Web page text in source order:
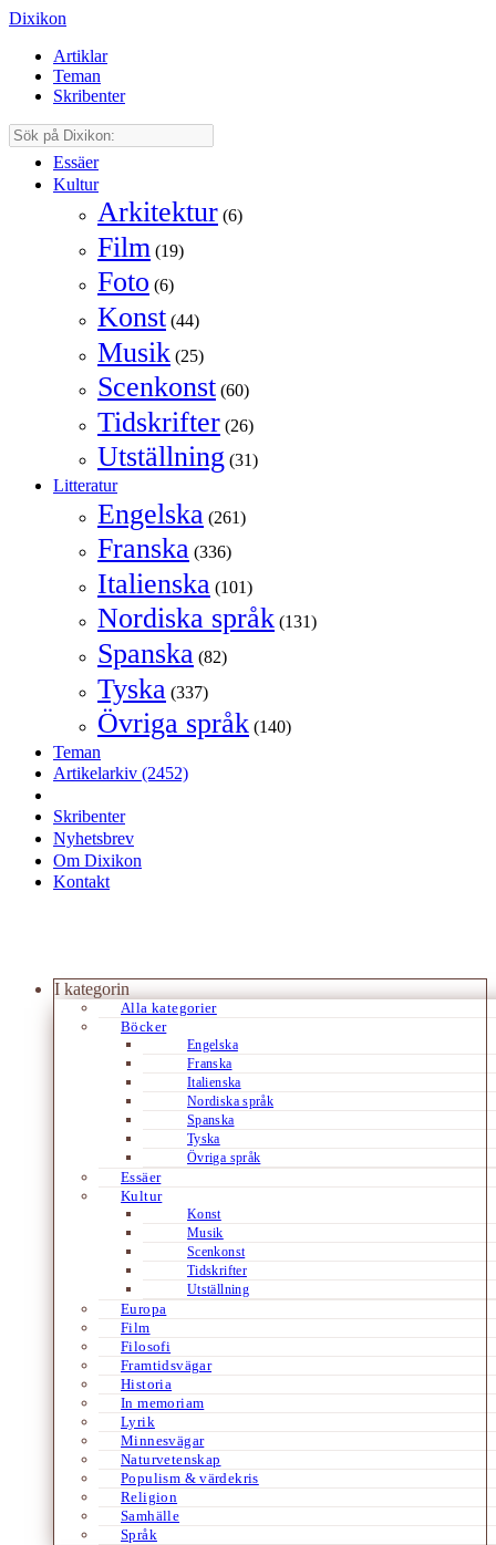
Dixikon
Artiklar
Teman
Skribenter
Essäer
Kultur
Arkitektur (6)
Film (19)
Foto (6)
Konst (44)
Musik (25)
Scenkonst (60)
Tidskrifter (26)
Utställning (31)
Litteratur
Engelska (261)
Franska (336)
Italienska (101)
Nordiska språk (131)
Spanska (82)
Tyska (337)
Övriga språk (140)
Teman
Artikelarkiv (2452)
Skribenter
Nyhetsbrev
Om Dixikon
Kontakt
I kategorin
Alla kategorier
Böcker
Engelska
Franska
Italienska
Nordiska språk
Spanska
Tyska
Övriga språk
Essäer
Kultur
Konst
Musik
Scenkonst
Tidskrifter
Utställning
Europa
Film
Filosofi
Framtidsvägar
Historia
In memoriam
Lyrik
Minnesvägar
Naturvetenskap
Populism & värdekris
Religion
Samhälle
Språk